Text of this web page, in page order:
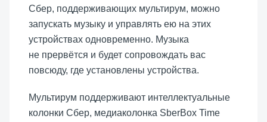
Сбер, поддерживающих мультирум, можно
запускать музыку и управлять ею на этих
устройствах одновременно. Музыка
не прервётся и будет сопровождать вас
повсюду, где установлены устройства.
Мультирум поддерживают интеллектуальные
колонки Сбер, медиаколонка SberBox Time